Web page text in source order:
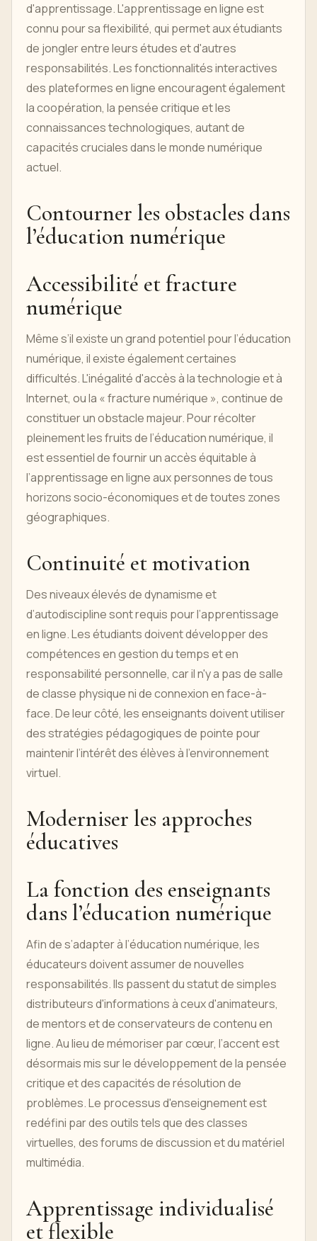
d'apprentissage. L'apprentissage en ligne est
connu pour sa flexibilité, qui permet aux étudiants
de jongler entre leurs études et d'autres
responsabilités. Les fonctionnalités interactives
des plateformes en ligne encouragent également
la coopération, la pensée critique et les
connaissances technologiques, autant de
capacités cruciales dans le monde numérique
actuel.
Contourner les obstacles dans
l’éducation numérique
Accessibilité et fracture
numérique
Même s’il existe un grand potentiel pour l’éducation
numérique, il existe également certaines
difficultés. L'inégalité d'accès à la technologie et à
Internet, ou la « fracture numérique », continue de
constituer un obstacle majeur. Pour récolter
pleinement les fruits de l’éducation numérique, il
est essentiel de fournir un accès équitable à
l’apprentissage en ligne aux personnes de tous
horizons socio-économiques et de toutes zones
géographiques.
Continuité et motivation
Des niveaux élevés de dynamisme et
d’autodiscipline sont requis pour l’apprentissage
en ligne. Les étudiants doivent développer des
compétences en gestion du temps et en
responsabilité personnelle, car il n'y a pas de salle
de classe physique ni de connexion en face-à-
face. De leur côté, les enseignants doivent utiliser
des stratégies pédagogiques de pointe pour
maintenir l’intérêt des élèves à l’environnement
virtuel.
Moderniser les approches
éducatives
La fonction des enseignants
dans l’éducation numérique
Afin de s’adapter à l’éducation numérique, les
éducateurs doivent assumer de nouvelles
responsabilités. Ils passent du statut de simples
distributeurs d'informations à ceux d'animateurs,
de mentors et de conservateurs de contenu en
ligne. Au lieu de mémoriser par cœur, l’accent est
désormais mis sur le développement de la pensée
critique et des capacités de résolution de
problèmes. Le processus d'enseignement est
redéfini par des outils tels que des classes
virtuelles, des forums de discussion et du matériel
multimédia.
Apprentissage individualisé
et flexible